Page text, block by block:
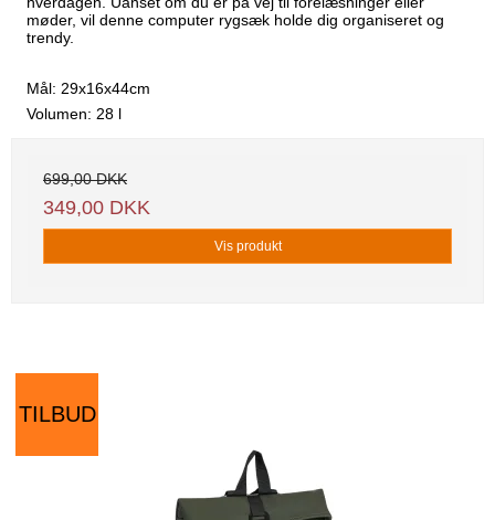
møder, vil denne computer rygsæk holde dig organiseret og
trendy.
Mål: 29x16x44cm
Volumen: 28 l
699,00 DKK
349,00 DKK
Vis produkt
TILBUD